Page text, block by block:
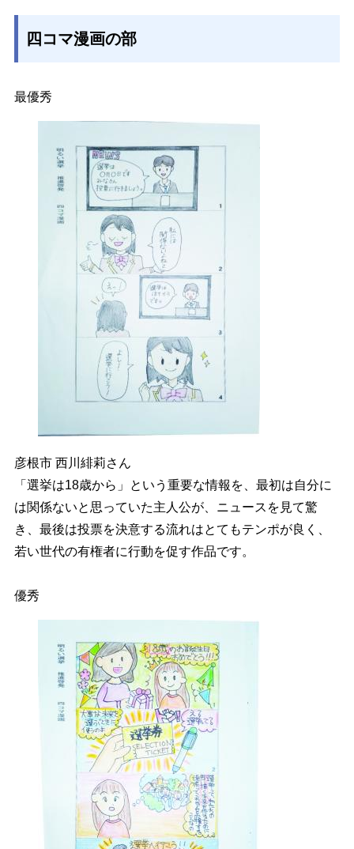
四コマ漫画の部
最優秀
彦根市 西川緋莉さん
「選挙は18歳から」という重要な情報を、最初は自分に
は関係ないと思っていた主人公が、ニュースを見て驚
き、最後は投票を決意する流れはとてもテンポが良く、
若い世代の有権者に行動を促す作品です。
優秀